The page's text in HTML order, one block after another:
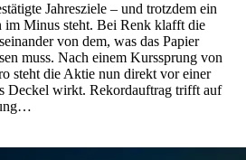
Jahresziele – und trotzdem ein
im Minus steht. Bei Renk klafft die
von dem, was das Papier
muss. Nach einem Kurssprung von
steht die Aktie nun direkt vor einer
Deckel wirkt. Rekordauftrag trifft auf